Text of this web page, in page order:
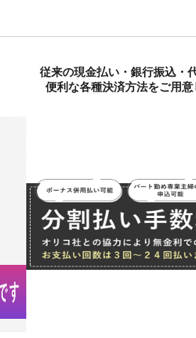
従来の現金払い・銀行振込・
便利な各種決済方法をご用意